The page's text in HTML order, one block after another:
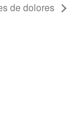
de dolores